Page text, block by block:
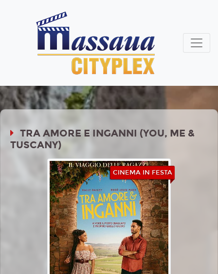
TRA AMORE E INGANNI (YOU, ME &
TUSCANY)
CINEMA IN FESTA